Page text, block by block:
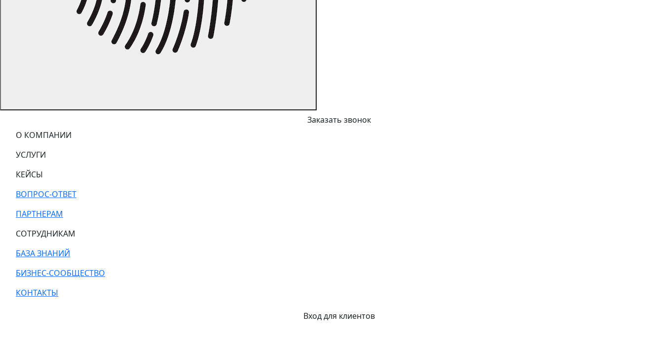
Заказать звонок
О КОМПАНИИ
УСЛУГИ
КЕЙСЫ
ВОПРОС-ОТВЕТ
ПАРТНЕРАМ
СОТРУДНИКАМ
БАЗА ЗНАНИЙ
БИЗНЕС-СООБЩЕСТВО
КОНТАКТЫ
Вход для клиентов